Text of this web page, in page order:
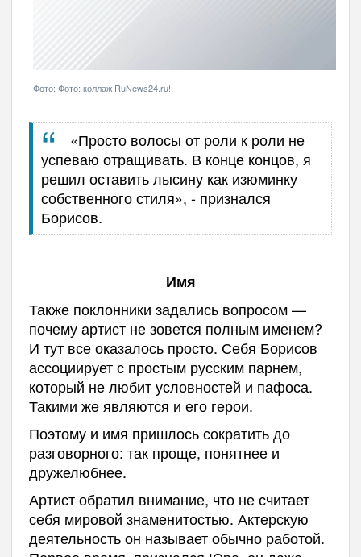
Фото: Фото: коллаж RuNews24.ru!
«Просто волосы от роли к роли не
успеваю отращивать. В конце концов, я
решил оставить лысину как изюминку
собственного стиля», - признался
Борисов.
Имя
Также поклонники задались вопросом —
почему артист не зовется полным именем?
И тут все оказалось просто. Себя Борисов
ассоциирует с простым русским парнем,
который не любит условностей и пафоса.
Такими же являются и его герои.
Поэтому и имя пришлось сократить до
разговорного: так проще, понятнее и
дружелюбнее.
Артист обратил внимание, что не считает
себя мировой знаменитостью. Актерскую
деятельность он называет обычно работой.